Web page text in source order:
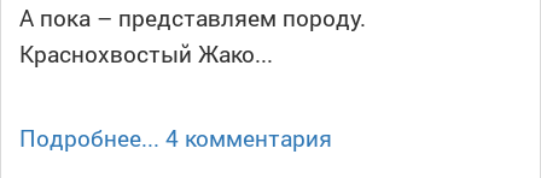
А пока – представляем породу.
Краснохвостый Жако...
Подробнее... 4 комментария